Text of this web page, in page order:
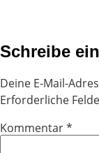
Schreibe
Deine E-Mail-
Erforderliche
Kommentar*